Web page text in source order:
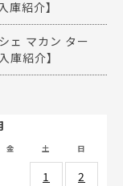
庫紹介】
ェ マカン ター
庫紹介】
金 土 日
1
2